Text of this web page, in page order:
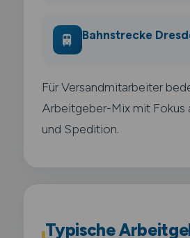
🚆 Bahnstrecke
Für Versandmitarbeiter
Arbeitgeber-Mix mit Fokus
und Spedition.
Typische